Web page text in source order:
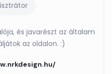
és javarészt az általam
az oldalon. :)